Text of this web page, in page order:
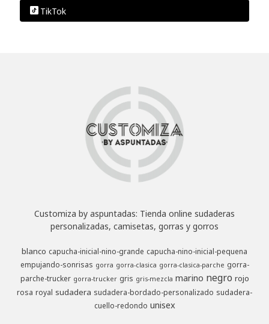
TikTok
Customiza by aspuntadas: Tienda online sudaderas
personalizadas, camisetas, gorras y gorros
blanco capucha-inicial-nino-grande capucha-nino-inicial-pequena
empujando-sonrisas gorra gorra-clasica gorra-clasica-parche gorra-
parche-trucker gorra-trucker gris gris-mezcla marino negro rojo
rosa royal sudadera sudadera-bordado-personalizado sudadera-
cuello-redondo unisex